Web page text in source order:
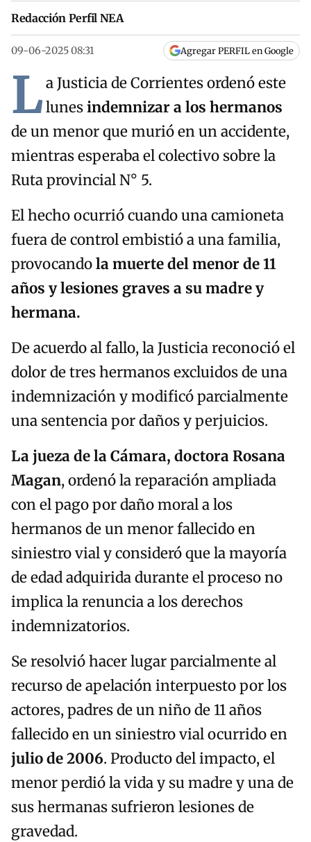
Redacción Perfil NEA
09-06-2025 08:31 Agregar PERFIL en Google
La Justicia de Corrientes ordenó este
lunesindemnizar a los hermanos
de un menor que murió en un accidente,
mientras esperaba el colectivo sobre la
Ruta provincial N° 5.
El hecho ocurrió cuando una camioneta
fuera de control embistió a una familia,
provocandola muerte del menor de 11
años y lesiones graves a su madre y
hermana.
De acuerdo al fallo, la Justicia reconoció el
dolor de tres hermanos excluidos de una
indemnización y modificó parcialmente
una sentencia por daños y perjuicios.
La jueza de la Cámara, doctora Rosana
Magan, ordenó la reparación ampliada
con el pago por daño moral a los
hermanos de un menor fallecido en
siniestro vial y consideró que la mayoría
de edad adquirida durante el proceso no
implica la renuncia a los derechos
indemnizatorios.
Se resolvió hacer lugar parcialmente al
recurso de apelación interpuesto por los
actores, padres de un niño de 11 años
fallecido en un siniestro vial ocurrido en
julio de 2006. Producto del impacto, el
menor perdió la vida y su madre y una de
sus hermanas sufrieron lesiones de
gravedad.